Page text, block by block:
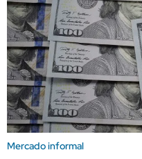
Mercado informal